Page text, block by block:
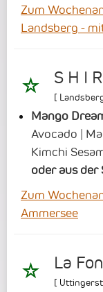
Zum
Landsberg -
S H I
[
Mango
Avocado |
Kimchi
oder aus der
Zum
Ammersee
La
[